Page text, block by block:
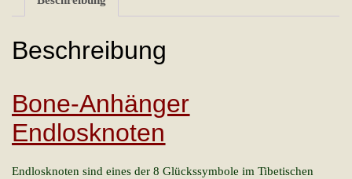
Beschreibung
Bone-Anhänger
Endlosknoten
Endlosknoten sind eines der 8 Glückssymbole im Tibetischen